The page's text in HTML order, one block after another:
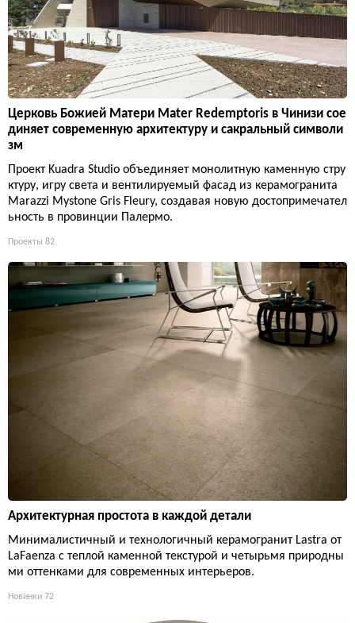
Церковь Божией Матери Mater Redemptoris в Чинизи сое
диняет современную архитектуру и сакральный символи
зм
Проект Kuadra Studio объединяет монолитную каменную стру
ктуру, игру света и вентилируемый фасад из керамогранита
Marazzi Mystone Gris Fleury, создавая новую достопримечател
ьность в провинции Палермо.
Проекты 82
Архитектурная простота в каждой детали
Минималистичный и технологичный керамогранит Lastra от
LaFaenza с теплой каменной текстурой и четырьмя природны
ми оттенками для современных интерьеров.
Новинки 72